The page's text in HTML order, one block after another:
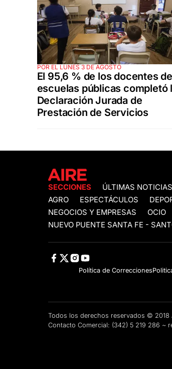
POR EL LUNES 3 DE AGOSTO
El 95,6 % de los docentes de
escuelas públicas completó
Declaración Jurada de
Prestación de Servicios
SECCIONES ÚLTIMAS NOTICIAS
AGRO
ESPECTÁCULOS
NEGOCIOS Y EMPRESAS
OCIO
NUEVO PUENTE SANTA FE -
Política de Correcciones
Todos los derechos reservados © 2018
Contacto Comercial: (342) 5 219 286 ~